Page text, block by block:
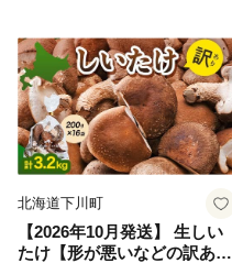
北海道下川町
【2026年10月発送】 生しい
たけ【形が悪いなどの訳あり